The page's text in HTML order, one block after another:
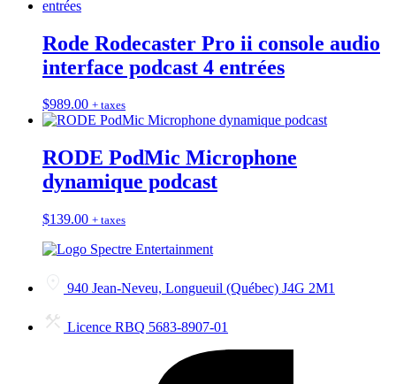
Rode Rodecaster Pro ii console audio
interface podcast 4 entrées
$989.00 + taxes
RODE PodMic Microphone
dynamique podcast
$139.00 + taxes
940 Jean-Neveu, Longueuil (Québec) J4G 2M1
Licence RBQ 5683-8907-01